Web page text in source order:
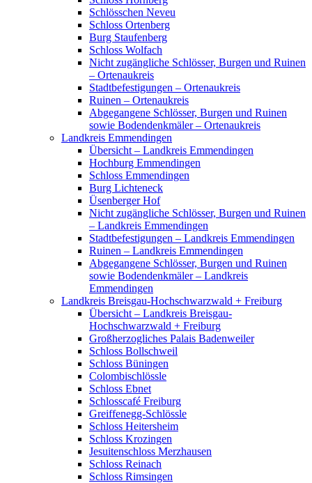
Schlösschen Neveu
Schloss Ortenberg
Burg Staufenberg
Schloss Wolfach
Nicht zugängliche Schlösser, Burgen und Ruinen
– Ortenaukreis
Stadtbefestigungen – Ortenaukreis
Ruinen – Ortenaukreis
Abgegangene Schlösser, Burgen und Ruinen
sowie Bodendenkmäler – Ortenaukreis
Landkreis Emmendingen
Übersicht – Landkreis Emmendingen
Hochburg Emmendingen
Schloss Emmendingen
Burg Lichteneck
Üsenberger Hof
Nicht zugängliche Schlösser, Burgen und Ruinen
– Landkreis Emmendingen
Stadtbefestigungen – Landkreis Emmendingen
Ruinen – Landkreis Emmendingen
Abgegangene Schlösser, Burgen und Ruinen
sowie Bodendenkmäler – Landkreis
Emmendingen
Landkreis Breisgau-Hochschwarzwald + Freiburg
Übersicht – Landkreis Breisgau-
Hochschwarzwald + Freiburg
Großherzogliches Palais Badenweiler
Schloss Bollschweil
Schloss Büningen
Colombischlössle
Schloss Ebnet
Schlosscafé Freiburg
Greiffenegg-Schlössle
Schloss Heitersheim
Schloss Krozingen
Jesuitenschloss Merzhausen
Schloss Reinach
Schloss Rimsingen